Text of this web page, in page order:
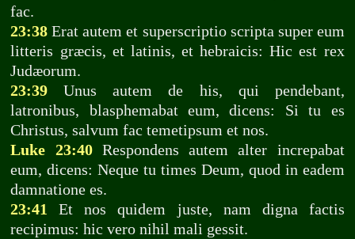
fac.
23:38 Erat autem et superscriptio scripta super eum
litteris græcis, et latinis, et hebraicis: Hic est rex
Judæorum.
23:39 Unus autem de his, qui pendebant,
latronibus, blasphemabat eum, dicens: Si tu es
Christus, salvum fac temetipsum et nos.
Luke 23:40Respondens autem alter increpabat
eum, dicens: Neque tu times Deum, quod in eadem
damnatione es.
23:41
Et nos quidem juste, nam digna factis
recipimus: hic vero nihil mali gessit.